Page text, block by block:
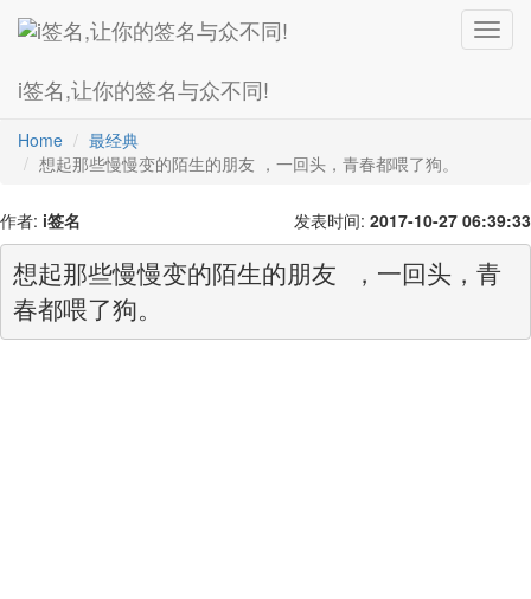
i签名,让你的签名与众不同!
爱情诗 超级拽 灰主流 最幸福
Home
最经典
想起那些慢慢变的陌生的朋友 ，一回头，青春都喂了狗。
作者: i签名 发表时间: 2017-10-27 06:39:33
想起那些慢慢变的陌生的朋友 ，一回头，青
春都喂了狗。